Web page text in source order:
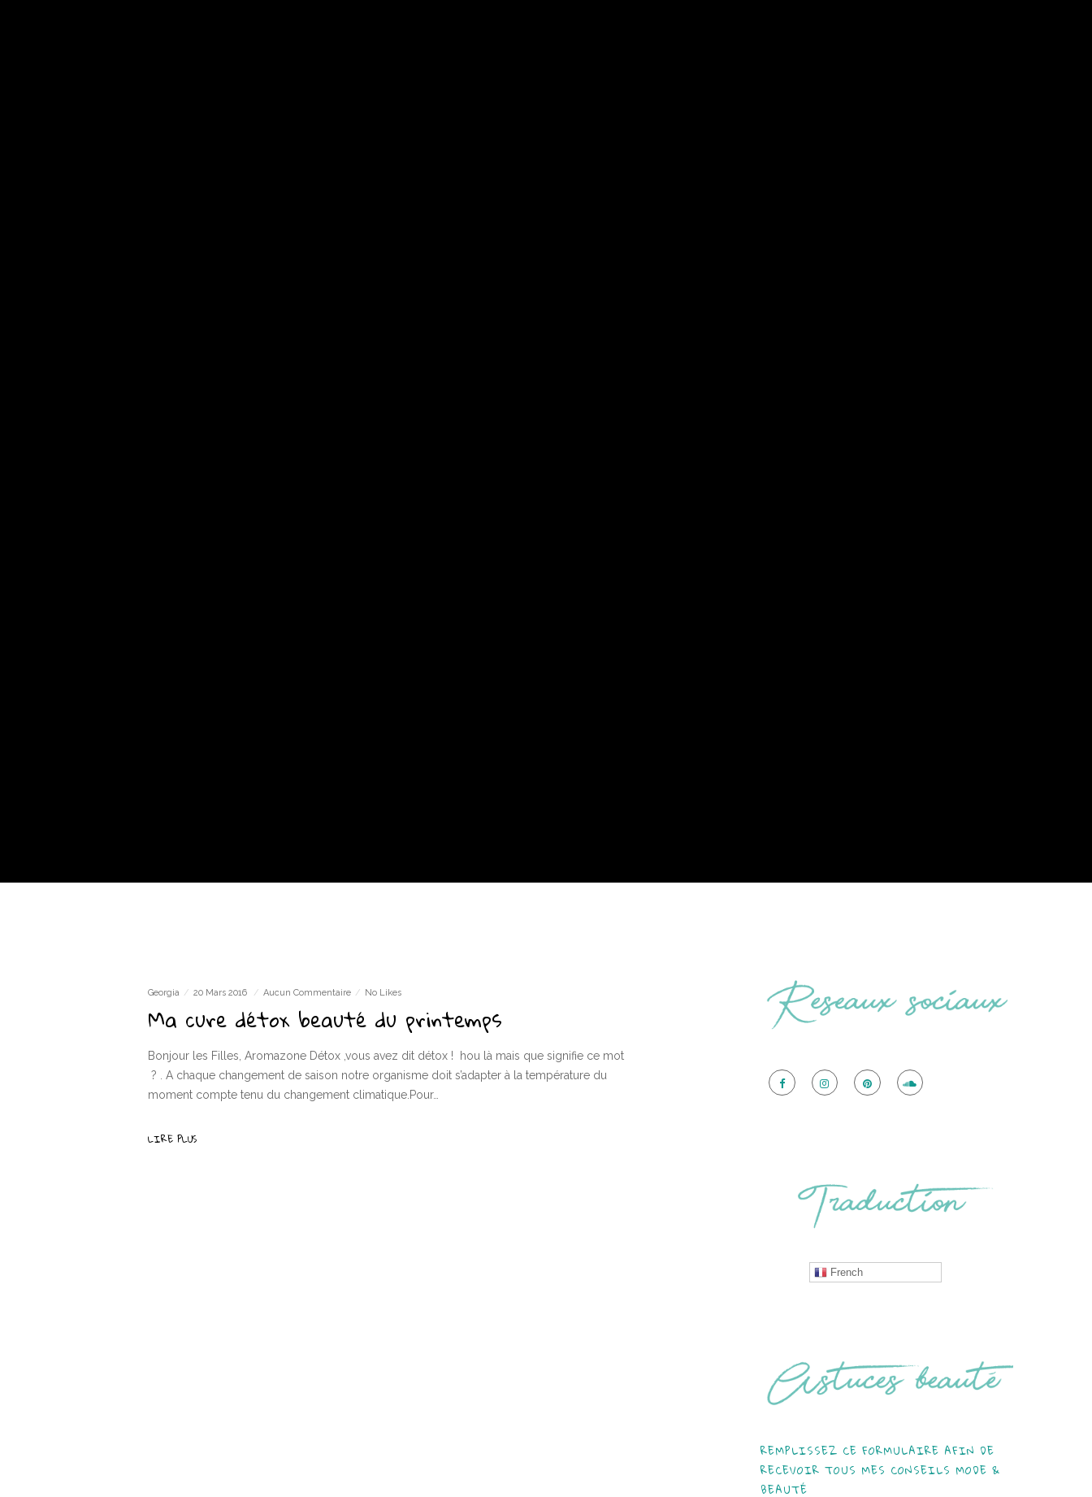
Georgia 20 Mars 2016 Aucun Commentaire No Likes
Ma cure détox beauté du printemps
Bonjour les Filles, Aromazone Détox ,vous avez dit détox ! hou là mais que signifie ce mot
? . A chaque changement de saison notre organisme doit s’adapter à la température du
moment compte tenu du changement climatique.Pour…
LIRE PLUS
French
REMPLISSEZ CE FORMULAIRE AFIN DE
RECEVOIR TOUS MES CONSEILS MODE &
BEAUTÉ